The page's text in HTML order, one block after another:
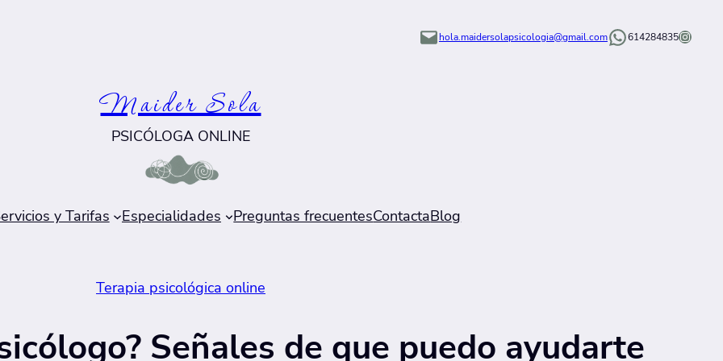
hola.maidersolapsicologia@gmail.com 614284835Instagram
Maider Sola
PSICÓLOGA ONLINE
y Tarifas Especialidades Preguntas frecuentesContactaBlog
Terapia psicológica online
Señales de que puedo ayudarte